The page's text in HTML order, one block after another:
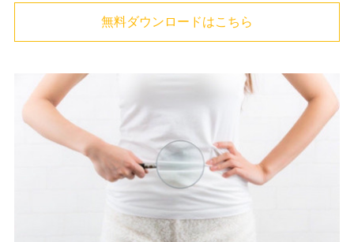
無料ダウンロードはこちら